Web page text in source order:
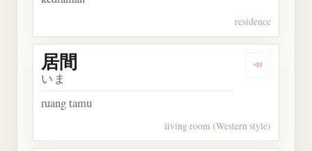
residence
Dengarkan
居間
いま
ruang tamu
living room (Western style)